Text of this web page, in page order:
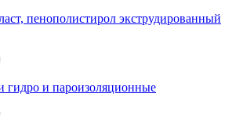
пенополистирол экструдированный
гидро и пароизоляционные